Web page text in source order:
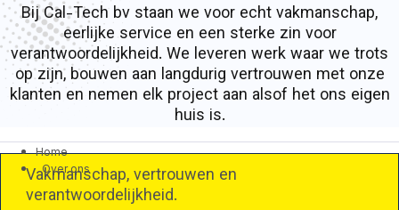
Bij Cal-Tech bv staan we voor echt vakmanschap,
eerlijke service en een sterke zin voor
verantwoordelijkheid. We leveren werk waar we trots
op zijn, bouwen aan langdurig vertrouwen met onze
klanten en nemen elk project aan alsof het ons eigen
huis is.
Home
Over ons
Vakmanschap, vertrouwen en
verantwoordelijkheid.